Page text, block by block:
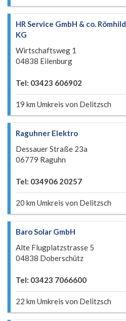
HR Service GmbH & co. Römhild
KG
Wirtschaftsweg 1
04838 Eilenburg
Tel: 03423 606902
19 km Umkreis von Delitzsch
Raguhner Elektro
Dessauer Straße 23a
06779 Raguhn
Tel: 034906 20257
20 km Umkreis von Delitzsch
Baro Solar GmbH
Alte Flugplatzstrasse 5
04838 Doberschütz
Tel: 03423 7066600
22 km Umkreis von Delitzsch